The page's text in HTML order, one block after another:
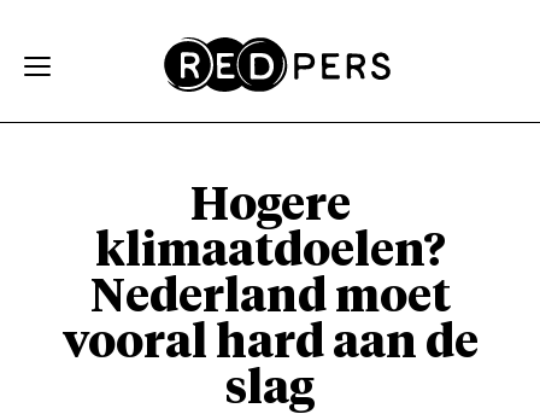
Hogere
klimaatdoelen?
Nederland moet
vooral hard aan de
slag